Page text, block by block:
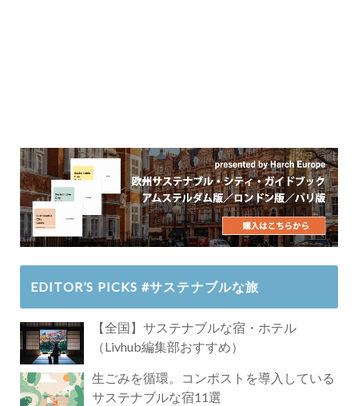
EDITOR’S PICKS #サステナブルな旅
【全国】サステナブルな宿・ホテル
（Livhub編集部おすすめ）
生ごみを循環。コンポストを導入している
サステナブルな宿11選